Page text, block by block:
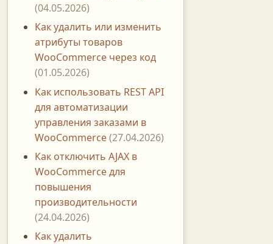
(04.05.2026)
Как удалить или изменить
атрибуты товаров
WooCommerce через код
(01.05.2026)
Как использовать REST API
для автоматизации
управления заказами в
WooCommerce(27.04.2026)
Как отключить AJAX в
WooCommerce для
повышения
производительности
(24.04.2026)
Как удалить